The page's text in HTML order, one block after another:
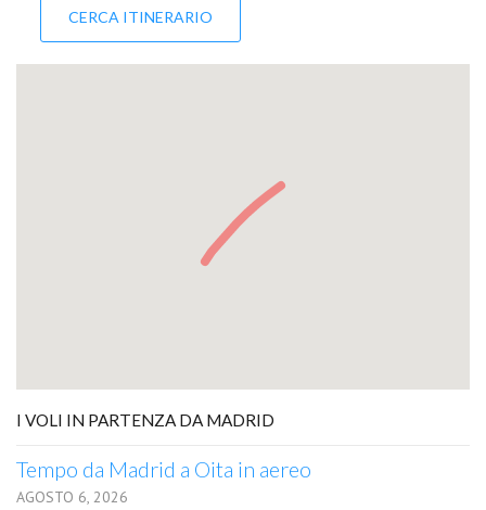
I VOLI IN PARTENZA DA MADRID
Tempo da Madrid a Oita in aereo
AGOSTO 6, 2026